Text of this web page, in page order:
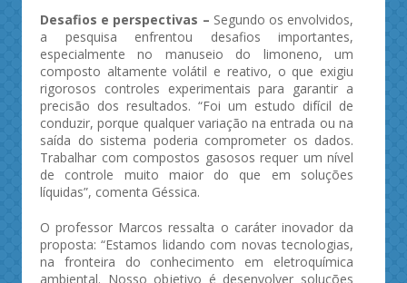
Desafios e perspectivas – Segundo os envolvidos,
a pesquisa enfrentou desafios importantes,
especialmente no manuseio do limoneno, um
composto altamente volátil e reativo, o que exigiu
rigorosos controles experimentais para garantir a
precisão dos resultados. “Foi um estudo difícil de
conduzir, porque qualquer variação na entrada ou na
saída do sistema poderia comprometer os dados.
Trabalhar com compostos gasosos requer um nível
de controle muito maior do que em soluções
líquidas”, comenta Géssica.
O professor Marcos ressalta o caráter inovador da
proposta: “Estamos lidando com novas tecnologias,
na fronteira do conhecimento em eletroquímica
ambiental. Nosso objetivo é desenvolver soluções